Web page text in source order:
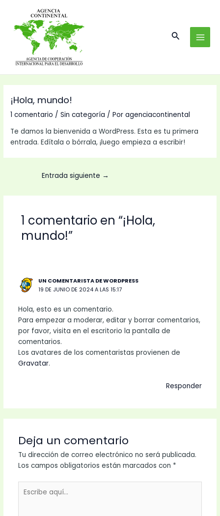
contenido
Buscar
¡Hola, mundo!
1 comentario /Sin categoría / Poragenciacontinental
Te damos la bienvenida a WordPress. Esta es tu primera
entrada. Edítala o bórrala, ¡luego empieza a escribir!
entradas
Entrada siguiente →
1 comentario en “¡Hola,
mundo!”
UN COMENTARISTA DE WORDPRESS
19 DE JUNIO DE 2024 A LAS 15:17
Hola, esto es un comentario.
Para empezar a moderar, editar y borrar comentarios,
por favor, visita en el escritorio la pantalla de
comentarios.
Los avatares de los comentaristas provienen de
Gravatar.
Responder
Deja un comentario
Tu dirección de correo electrónico no será publicada.
Los campos obligatorios están marcados con *
aquí...